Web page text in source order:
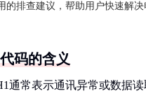
的排查建议，帮助用户快速解决
码的含义
通常表示通讯异常或数据